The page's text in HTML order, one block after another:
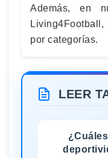
Además, en
por categorías.
LEER